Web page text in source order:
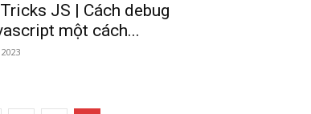
JS | Cách debug
một cách...